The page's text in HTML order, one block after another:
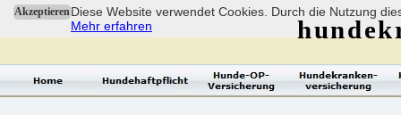
AkzeptierenDiese Website verwendet Cookies. Durch die Nutzung
Mehr erfahren